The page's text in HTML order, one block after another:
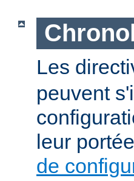
Les
peuvent
leur
de